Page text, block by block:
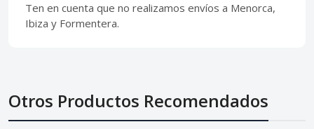
Ten en cuenta que no realizamos envíos a Menorca,
Ibiza y Formentera.
Otros Productos Recomendados